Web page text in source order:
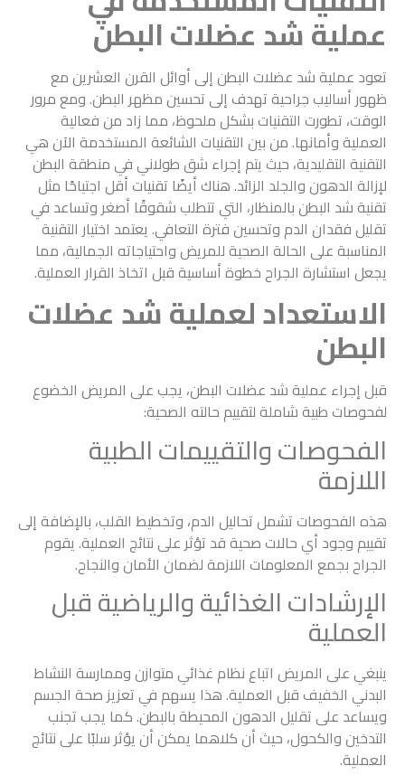
عملية شد عضلات البطن
تعود عملية شد عضلات البطن إلى أوائل القرن العشرين مع
ظهور أساليب جراحية تهدف إلى تحسين مظهر البطن. ومع مرور
الوقت، تطورت التقنيات بشكل ملحوظ، مما زاد من فعالية
العملية وأمانها. من بين التقنيات الشائعة المستخدمة الآن هي
التقنية التقليدية، حيث يتم إجراء شق طولاني في منطقة البطن
لإزالة الدهون والجلد الزائد. هناك أيضًا تقنيات أقل اجتياحًا مثل
تقنية شد البطن بالمنظار، التي تتطلب شقوقًا أصغر وتساعد في
تقليل فقدان الدم وتحسين فترة التعافي. يعتمد اختيار التقنية
المناسبة على الحالة الصحية للمريض واحتياجاته الجمالية، مما
يجعل استشارة الجراح خطوة أساسية قبل اتخاذ القرار العملية.
الاستعداد لعملية شد عضلات
البطن
قبل إجراء عملية شد عضلات البطن، يجب على المريض الخضوع
لفحوصات طبية شاملة لتقييم حالته الصحية:
الفحوصات والتقييمات الطبية
اللازمة
هذه الفحوصات تشمل تحاليل الدم، وتخطيط القلب، بالإضافة إلى
تقييم وجود أي حالات صحية قد تؤثر على نتائج العملية. يقوم
الجراح بجمع المعلومات اللازمة لضمان الأمان والنجاح.
الإرشادات الغذائية والرياضية قبل
العملية
ينبغي على المريض اتباع نظام غذائي متوازن وممارسة النشاط
البدني الخفيف قبل العملية. هذا يسهم في تعزيز صحة الجسم
ويساعد على تقليل الدهون المحيطة بالبطن. كما يجب تجنب
التدخين والكحول، حيث أن كلاهما يمكن أن يؤثر سلبًا على نتائج
العملية.